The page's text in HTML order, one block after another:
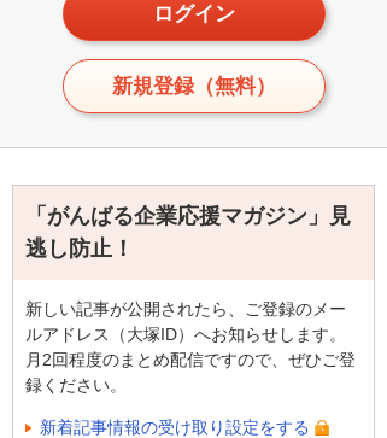
ログイン
新規登録（無料）
「がんばる企業応援マガジン」見
逃し防止！
新しい記事が公開されたら、ご登録のメー
ルアドレス（大塚ID）へお知らせします。
月2回程度のまとめ配信ですので、ぜひご登
録ください。
新着記事情報の受け取り設定をする